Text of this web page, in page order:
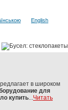
English
в широком
для
купить...Читать